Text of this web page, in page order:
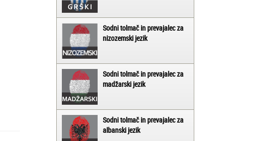
Sodni tolmač in prevajalec za
nizozemski jezik
Sodni tolmač in prevajalec za
madžarski jezik
Sodni tolmač in prevajalec za
albanski jezik